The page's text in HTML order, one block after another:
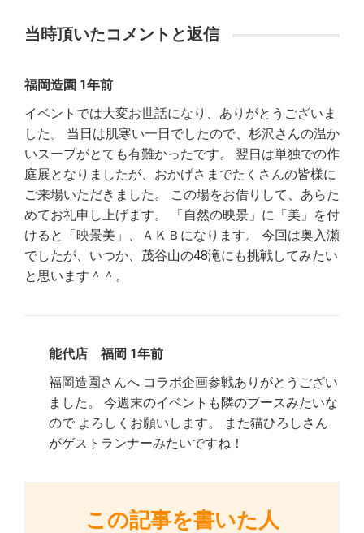
当時頂いたコメントと返信
福岡造園 1年前
イベントでは大変お世話になり、ありがとうございま
した。 当日は肌寒い一日でしたので、杉沢さんの温か
いスープがとても有難かったです。 翌日は単独での作
庭展となりましたが、おかげさまでたくさんの皆様に
ご来場いただきました。 この場をお借りして、あらた
めてお礼申し上げます。 「自然の映景」に「美」を付
けると「映景美」、ＡＫＢになります。 今回は奥入瀬
でしたが、いつか、茂谷山の48滝にも挑戦してみたい
と思います＾＾。
能代店 福岡 1年前
福岡造園さんへ コラボ企画参戦ありがとうござい
ました。 今週末のイベントも隣のブースみたいな
ので よろしくお願いします。 また猫ひろしさん
がゲストランナーみたいですね！
この記事を書いた人